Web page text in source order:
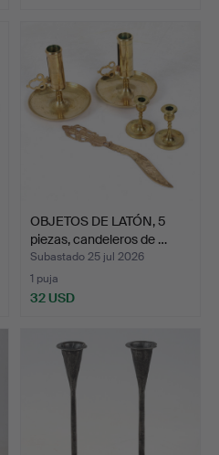
OBJETOS DE LATÓN, 5
piezas, candeleros de …
Subastado 25 jul 2026
1 puja
32 USD